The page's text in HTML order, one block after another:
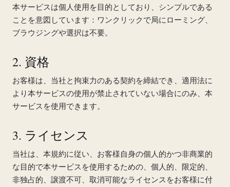
本サービスは個人使用を目的としており、シンプルである
ことを意図しています：ワンクリックで局にローミング、
ブラウジングや選択は不要。
2. 資格
お客様は、当社と拘束力のある契約を締結でき、適用法に
より本サービスの使用が禁止されていない場合にのみ、本
サービスを使用できます。
3. ライセンス
当社は、本規約に従い、お客様自身の個人的かつ非商業的
な目的で本サービスを使用するための、個人的、限定的、
非独占的、譲渡不可、取消可能なライセンスをお客様に付